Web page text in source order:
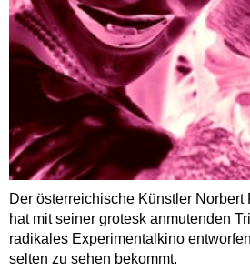
Der österreichische Künstler Norbert
hat mit seiner grotesk anmutenden
radikales Experimentalkino
selten zu sehen bekommt.